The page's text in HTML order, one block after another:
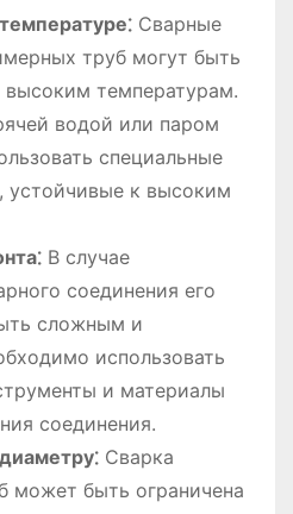
Сварные
труб могут быть
высоким температурам.
водой или паром
специальные
устойчивые к высоким
В случае
соединения его
сложным и
использовать
и материалы
соединения.
Сварка
может быть ограничена